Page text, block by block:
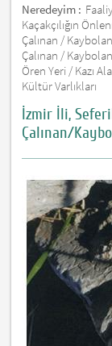
Neredeyim :
Kaçakçılığın
Çalınan /
Çalınan /
Ören Yeri / Kazı
Kültür Varlıkları
İzmir İli,
Çalınan/